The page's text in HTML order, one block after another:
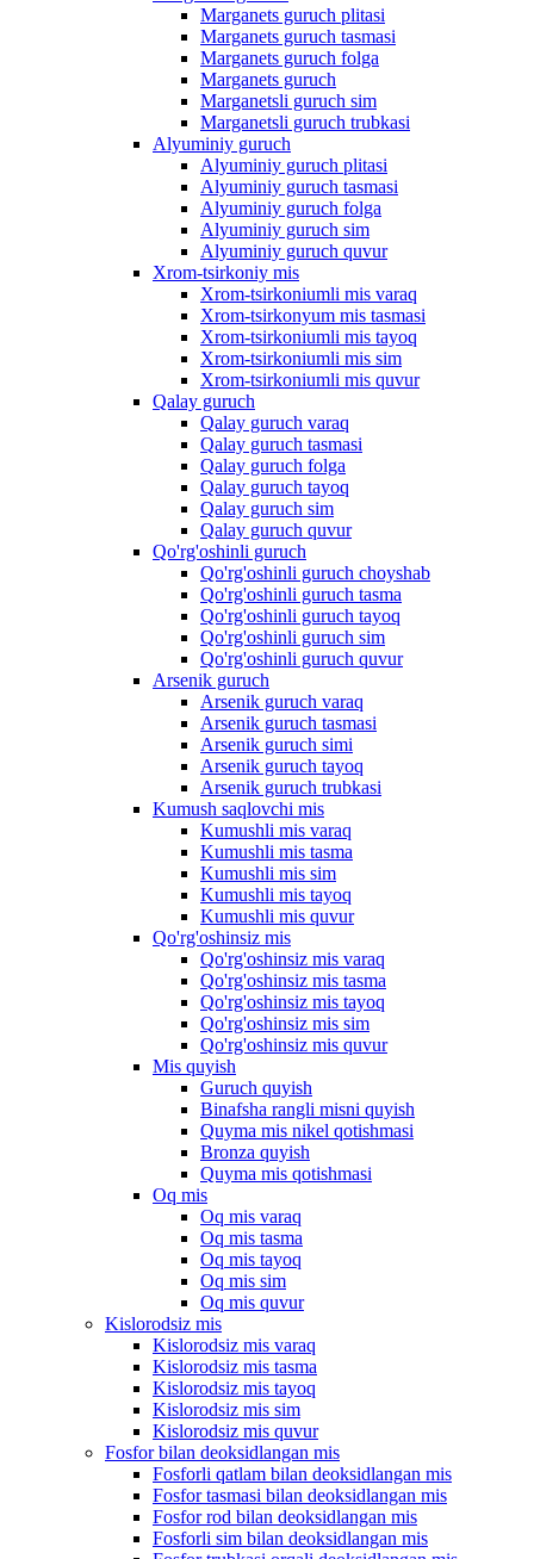
Marganets guruch plitasi
Marganets guruch tasmasi
Marganets guruch folga
Marganets guruch
Marganetsli guruch sim
Marganetsli guruch trubkasi
Alyuminiy guruch
Alyuminiy guruch plitasi
Alyuminiy guruch tasmasi
Alyuminiy guruch folga
Alyuminiy guruch sim
Alyuminiy guruch quvur
Xrom-tsirkoniy mis
Xrom-tsirkoniumli mis varaq
Xrom-tsirkonyum mis tasmasi
Xrom-tsirkoniumli mis tayoq
Xrom-tsirkoniumli mis sim
Xrom-tsirkoniumli mis quvur
Qalay guruch
Qalay guruch varaq
Qalay guruch tasmasi
Qalay guruch folga
Qalay guruch tayoq
Qalay guruch sim
Qalay guruch quvur
Qo'rg'oshinli guruch
Qo'rg'oshinli guruch choyshab
Qo'rg'oshinli guruch tasma
Qo'rg'oshinli guruch tayoq
Qo'rg'oshinli guruch sim
Qo'rg'oshinli guruch quvur
Arsenik guruch
Arsenik guruch varaq
Arsenik guruch tasmasi
Arsenik guruch simi
Arsenik guruch tayoq
Arsenik guruch trubkasi
Kumush saqlovchi mis
Kumushli mis varaq
Kumushli mis tasma
Kumushli mis sim
Kumushli mis tayoq
Kumushli mis quvur
Qo'rg'oshinsiz mis
Qo'rg'oshinsiz mis varaq
Qo'rg'oshinsiz mis tasma
Qo'rg'oshinsiz mis tayoq
Qo'rg'oshinsiz mis sim
Qo'rg'oshinsiz mis quvur
Mis quyish
Guruch quyish
Binafsha rangli misni quyish
Quyma mis nikel qotishmasi
Bronza quyish
Quyma mis qotishmasi
Oq mis
Oq mis varaq
Oq mis tasma
Oq mis tayoq
Oq mis sim
Oq mis quvur
Kislorodsiz mis
Kislorodsiz mis varaq
Kislorodsiz mis tasma
Kislorodsiz mis tayoq
Kislorodsiz mis sim
Kislorodsiz mis quvur
Fosfor bilan deoksidlangan mis
Fosforli qatlam bilan deoksidlangan mis
Fosfor tasmasi bilan deoksidlangan mis
Fosfor rod bilan deoksidlangan mis
Fosforli sim bilan deoksidlangan mis